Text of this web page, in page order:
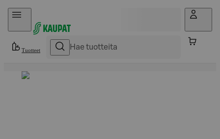
Hyppää sisältöön
Tuotteet